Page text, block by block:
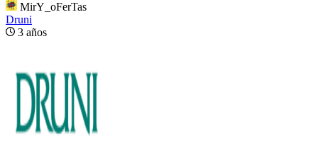
MirY_oFerTas
Druni
3 años